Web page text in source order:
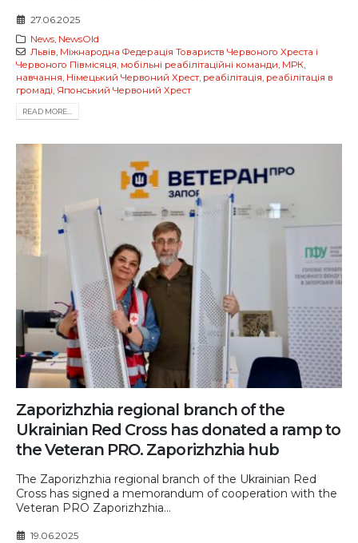
27.06.2025
News, NewsOld
Львів, Міжнародна Федерація Товариств Червоного Хреста і
Червоного Півмісяця, мобільні реабілітаційні команди, МРК,
навчання, Німецький Червоний Хрест, реабілітація, реабілітація в
громаді, Японський Червоний Хрест
READ MORE...
Zaporizhzhia regional branch of the
Ukrainian Red Cross has donated a ramp to
the Veteran PRO. Zaporizhzhia hub
The Zaporizhzhia regional branch of the Ukrainian Red
Cross has signed a memorandum of cooperation with the
Veteran PRO Zaporizhzhia...
19.06.2025